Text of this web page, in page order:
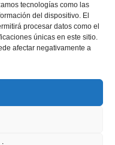
tecnologías como las
del dispositivo. El
procesar datos como el
únicas en este sitio.
afectar negativamente a
Trastornos del Espectro
ocio a las personas con